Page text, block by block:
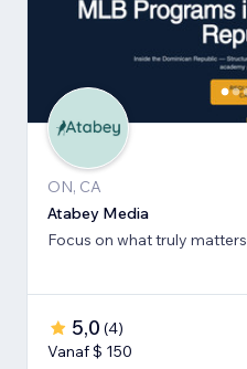
ON, CA
Atabey Media
Focus on what truly matters
5,0 (4)
Vanaf $ 150